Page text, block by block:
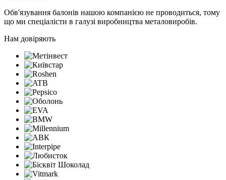
Обв'язування балонів нашою компанією не проводиться, тому
що ми спеціалісти в галузі виробництва металовиробів.
Нам довіряють